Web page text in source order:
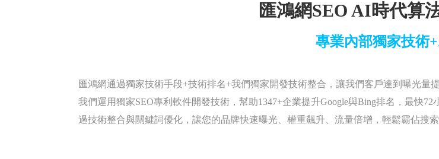
匯鴻網SEO AI時代算
專業內部獨家技術
匯鴻網通過獨家技術手段+技術排名+我們獨家開發技術整合，讓我們客戶達到曝光量
我們運用獨家SEO專利軟件開發技術，幫助1347+企業提升Google與Bing排名，最
過技術整合與關鍵詞優化，讓您的品牌快速曝光、權重飆升、流量倍增，輕鬆霸佔搜索